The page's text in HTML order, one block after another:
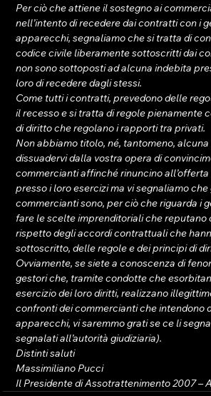
Per ciò che attiene il sostegno ai
nell’intento di recedere dai contratti con i
apparecchi, segnaliamo che si tratta di
codice civile liberamente sottoscritti dai
non sono sottoposti ad alcuna indebita
loro di recedere dagli stessi.
Come tutti i contratti, prevedono delle
il recesso e si tratta di regole pienamente
di diritto che regolano i rapporti tra privati.
Non abbiamo titolo, né, tantomeno,
dissuadervi dalla vostra opera di
commercianti affinché rinuncino
presso i loro esercizi ma vi segnaliamo
commercianti sono, per ciò che riguarda i
fare le scelte imprenditoriali che reputano
rispetto degli accordi contrattuali che
sottoscritto, delle regole e dei principi di
Ovviamente, se siete a conoscenza di
gestori che, tramite condotte che
esercizio dei loro diritti, realizzano
confronti dei commercianti che intendono
apparecchi, vi saremmo grati se ce li
segnalati all’autorità giudiziaria).
Distinti saluti
Massimiliano Pucci
Il Presidente di Assotrattenimento 2007 –